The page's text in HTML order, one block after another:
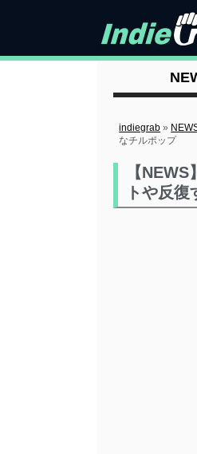
indiegrab »
なチルポップ
【
トや反